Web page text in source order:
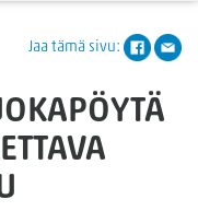
Jaa tämä sivu: